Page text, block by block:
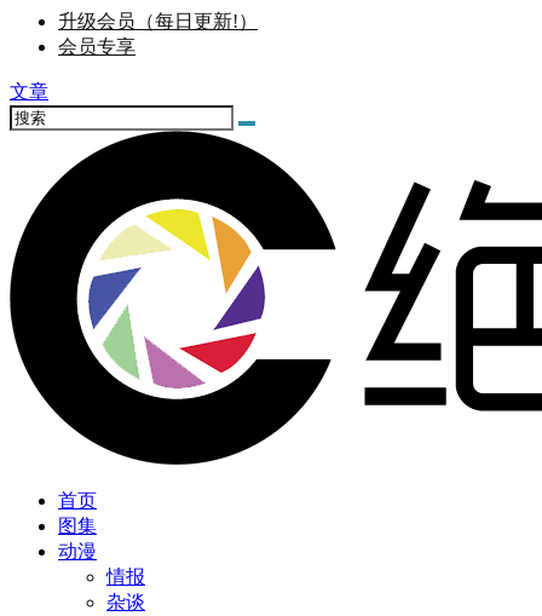
升级会员（每日更新!）
会员专享
文章
首页
图集
动漫
情报
杂谈